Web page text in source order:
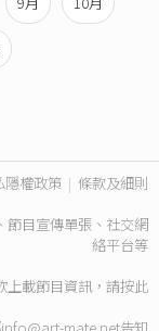
隱權政策 | 條款及細則
節目宣傳單張、社交網
絡平台等
上載節目資訊，請按此